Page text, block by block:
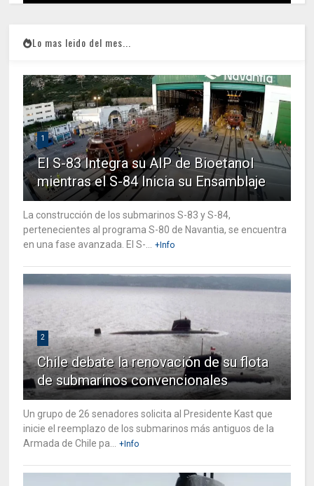
Lo mas leido del mes...
1
El S-83 Integra su AIP de Bioetanol
mientras el S-84 Inicia su Ensamblaje
La construcción de los submarinos S-83 y S-84,
pertenecientes al programa S-80 de Navantia, se encuentra
en una fase avanzada. El S-...
+Info
2
Chile debate la renovación de su flota
de submarinos convencionales
Un grupo de 26 senadores solicita al Presidente Kast que
inicie el reemplazo de los submarinos más antiguos de la
Armada de Chile pa...
+Info